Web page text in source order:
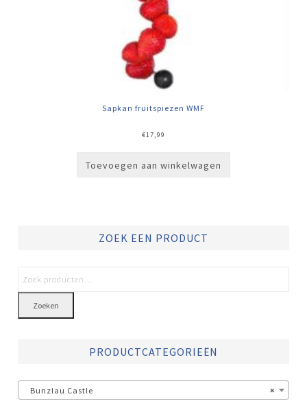
Sapkan fruitspiezen WMF
€17,99
Toevoegen aan winkelwagen
ZOEK EEN PRODUCT
Zoeken
PRODUCTCATEGORIEËN
×
Bunzlau Castle